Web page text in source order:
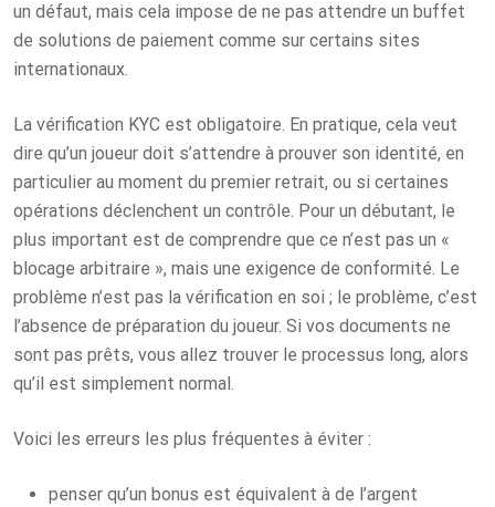
un défaut, mais cela impose de ne pas attendre un buffet
de solutions de paiement comme sur certains sites
internationaux.
La vérification KYC est obligatoire. En pratique, cela veut
dire qu’un joueur doit s’attendre à prouver son identité, en
particulier au moment du premier retrait, ou si certaines
opérations déclenchent un contrôle. Pour un débutant, le
plus important est de comprendre que ce n’est pas un «
blocage arbitraire », mais une exigence de conformité. Le
problème n’est pas la vérification en soi ; le problème, c’est
l’absence de préparation du joueur. Si vos documents ne
sont pas prêts, vous allez trouver le processus long, alors
qu’il est simplement normal.
Voici les erreurs les plus fréquentes à éviter :
penser qu’un bonus est équivalent à de l’argent